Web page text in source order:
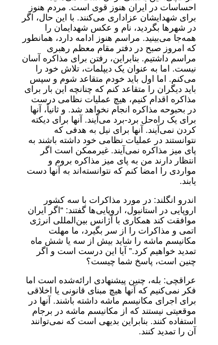
احساسات در ایران هنوز قوی است. مردم هنوز
برای شهدایشان عزاداری می‌کنند. با این حال، اگر
در شهرها بگردید، نام و عکس شهدایمان را
همه‌جا می‌بینید. مراسم هنوز ادامه دارد، همانطور
که امروز صبح در دفتر مقام معظم رهبری
مراسم داشتیم. بنابراین، رفتن برای مذاکره آسان
نیست. اما به عنوان یک دیپلمات، تلاش خود را
می‌کنم. اما اول باید خودم متقاعد شوم و سپس
باید دیگران را متقاعد کنم که چنانچه این بار برای
مذاکره اقدام کنیم، هیچ عملیات نظامی درست
در بحبوحه مذاکره انجام نخواهد شد. و ثانیاً، آنها
برای یک راه‌حل برد-برد می‌آیند. آنها برای دیکته
کردن نمی‌آیند. آنها برای نیل به هدفی که
نتوانستند در عملیات نظامی خود داشته باشند به
پای میز مذاکره نمی‌آیند. غیرممکن است اگر
انتظار دارند من به پای میز مذاکره بروم و
مواردی را امضا کنم که نتوانسته‌اند به آنها دست
یابند.
اندرو انگلند: در مورد مذاکرات با سه کشور
اروپایی در استانبول، اروپایی‌ها گفتند: “اگر ایران
موافقت کند همکاری با آژانس بین‌المللی انرژی
اتمی و مذاکرات را از سر بگیرد، ما مهلت
مکانیسم ماشه را شاید بیش از سه یا شش ماه
تمدید خواهیم کرد.” آیا این درست است و اگر
چنین است، پاسخ شما چیست؟
عراقچی: بله، چنین پیشنهادی ارائه‌شده است اما
فکر نمی‌کنیم که آنها هیچ مبنای قانونی یا اخلاقی
برای اجرای مکانیسم ماشه داشته باشند. آنها در
موقعیتی نیستند که از مکانیسم ماشه در برجام
استفاده کنند. بنابراین بدیهی است که نمی‌توانند
آن را تمدید کنند.